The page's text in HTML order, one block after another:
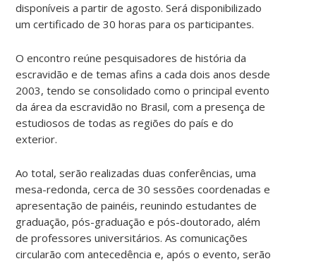
disponíveis a partir de agosto. Será disponibilizado
um certificado de 30 horas para os participantes.
O encontro reúne pesquisadores de história da
escravidão e de temas afins a cada dois anos desde
2003, tendo se consolidado como o principal evento
da área da escravidão no Brasil, com a presença de
estudiosos de todas as regiões do país e do
exterior.
Ao total, serão realizadas duas conferências, uma
mesa-redonda, cerca de 30 sessões coordenadas e
apresentação de painéis, reunindo estudantes de
graduação, pós-graduação e pós-doutorado, além
de professores universitários. As comunicações
circularão com antecedência e, após o evento, serão